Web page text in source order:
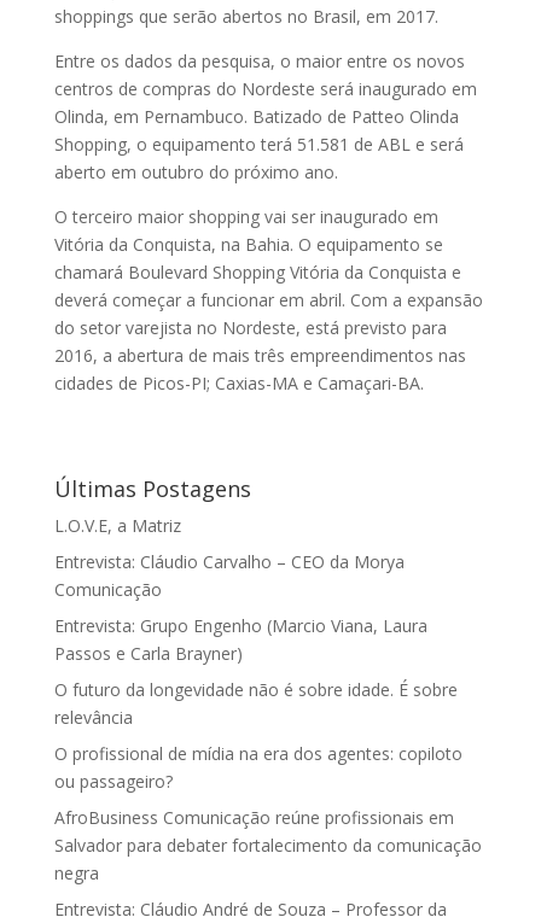
shoppings que serão abertos no Brasil, em 2017.
Entre os dados da pesquisa, o maior entre os novos
centros de compras do Nordeste será inaugurado em
Olinda, em Pernambuco. Batizado de Patteo Olinda
Shopping, o equipamento terá 51.581 de ABL e será
aberto em outubro do próximo ano.
O terceiro maior shopping vai ser inaugurado em
Vitória da Conquista, na Bahia. O equipamento se
chamará Boulevard Shopping Vitória da Conquista e
deverá começar a funcionar em abril. Com a expansão
do setor varejista no Nordeste, está previsto para
2016, a abertura de mais três empreendimentos nas
cidades de Picos-PI; Caxias-MA e Camaçari-BA.
Últimas Postagens
L.O.V.E, a Matriz
Entrevista: Cláudio Carvalho – CEO da Morya
Comunicação
Entrevista: Grupo Engenho (Marcio Viana, Laura
Passos e Carla Brayner)
O futuro da longevidade não é sobre idade. É sobre
relevância
O profissional de mídia na era dos agentes: copiloto
ou passageiro?
AfroBusiness Comunicação reúne profissionais em
Salvador para debater fortalecimento da comunicação
negra
Entrevista: Cláudio André de Souza – Professor da